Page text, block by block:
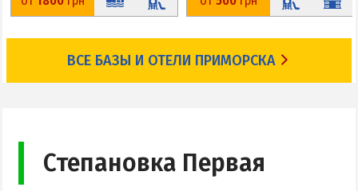
До пляжа: 300 м
На карте
До пляжа: 50 м
На карте
ВСЕ БАЗЫ И ОТЕЛИ ПРИМОРСКА
Степановка Первая